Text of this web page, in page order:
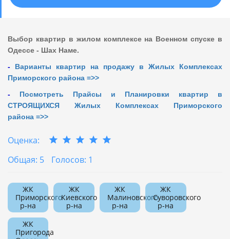
Выбор квартир в жилом комплексе на Военном спуске в
Одессе - Шах Наме.
- Варианты квартир на продажу в Жилых Комплексах
Приморского района =>>
- Посмотреть Прайсы и Планировки квартир в
СТРОЯЩИХСЯ Жилых Комплексах Приморского
района =>>
Оценка:
Общая: 5
Голосов: 1
ЖК
Приморского
р-на
ЖК
Киевского
р-на
ЖК
Малиновского
р-на
ЖК
Суворовского
р-на
ЖК
Пригорода